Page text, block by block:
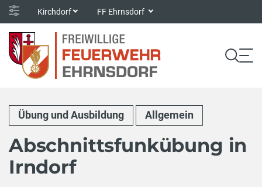
Kirchdorf FF Ehrnsdorf
Übung und Ausbildung Allgemein
Abschnittsfunkübung in
Irndorf